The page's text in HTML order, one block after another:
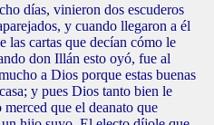
días, vinieron dos escuderos
y cuando llegaron a él
las cartas que decían cómo le
don Illán esto oyó, fue al
a Dios porque estas buenas
y pues Dios tanto bien le
que el deanato que